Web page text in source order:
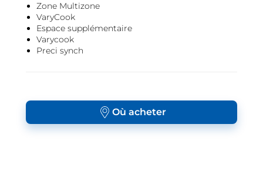
Zone Multizone
VaryCook
Espace supplémentaire
Varycook
Preci synch
Où acheter